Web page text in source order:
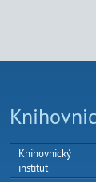
Knihovnický
institut